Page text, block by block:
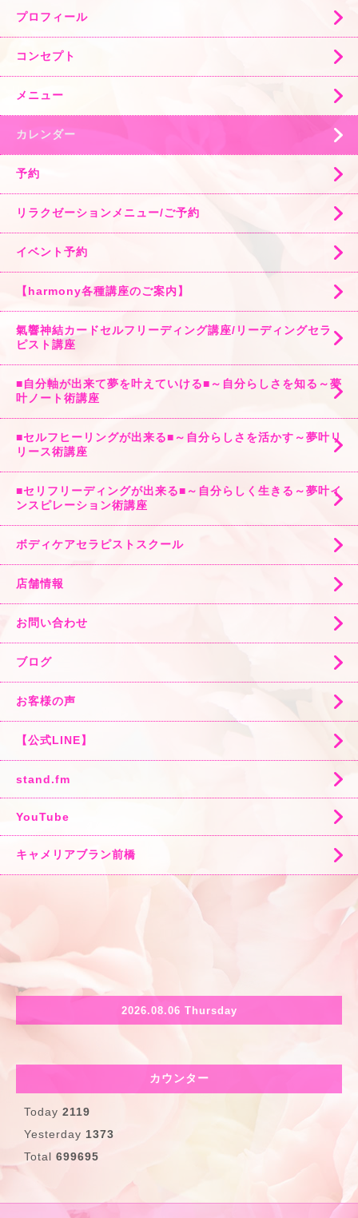
プロフィール
コンセプト
メニュー
カレンダー
予約
リラクゼーションメニュー/ご予約
イベント予約
【harmony各種講座のご案内】
氣響神結カードセルフリーディング講座/リーディングセラ
ピスト講座
■自分軸が出来て夢を叶えていける■～自分らしさを知る～夢
叶ノート術講座
■セルフヒーリングが出来る■～自分らしさを活かす～夢叶リ
リース術講座
■セリフリーディングが出来る■～自分らしく生きる～夢叶イ
ンスピレーション術講座
ボディケアセラピストスクール
店舗情報
お問い合わせ
ブログ
お客様の声
【公式LINE】
stand.fm
YouTube
キャメリアブラン前橋
2026.08.06 Thursday
カウンター
Today 2119
Yesterday 1373
Total 699695